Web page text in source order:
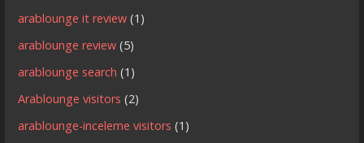
arablounge it review (1)
arablounge review (5)
arablounge search (1)
Arablounge visitors (2)
arablounge-inceleme visitors (1)